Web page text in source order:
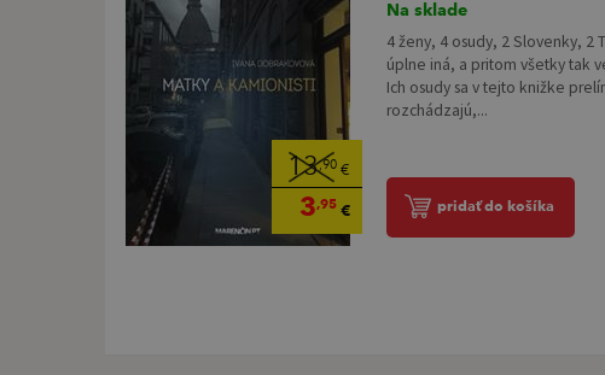
13,90€
3,95€
Na sklade
4 ženy, 4 osudy, 2 Slovenky, 2
úplne iná, a pritom všetky tak
Ich osudy sa v tejto knižke
rozchádzajú,...
pridať do košíka